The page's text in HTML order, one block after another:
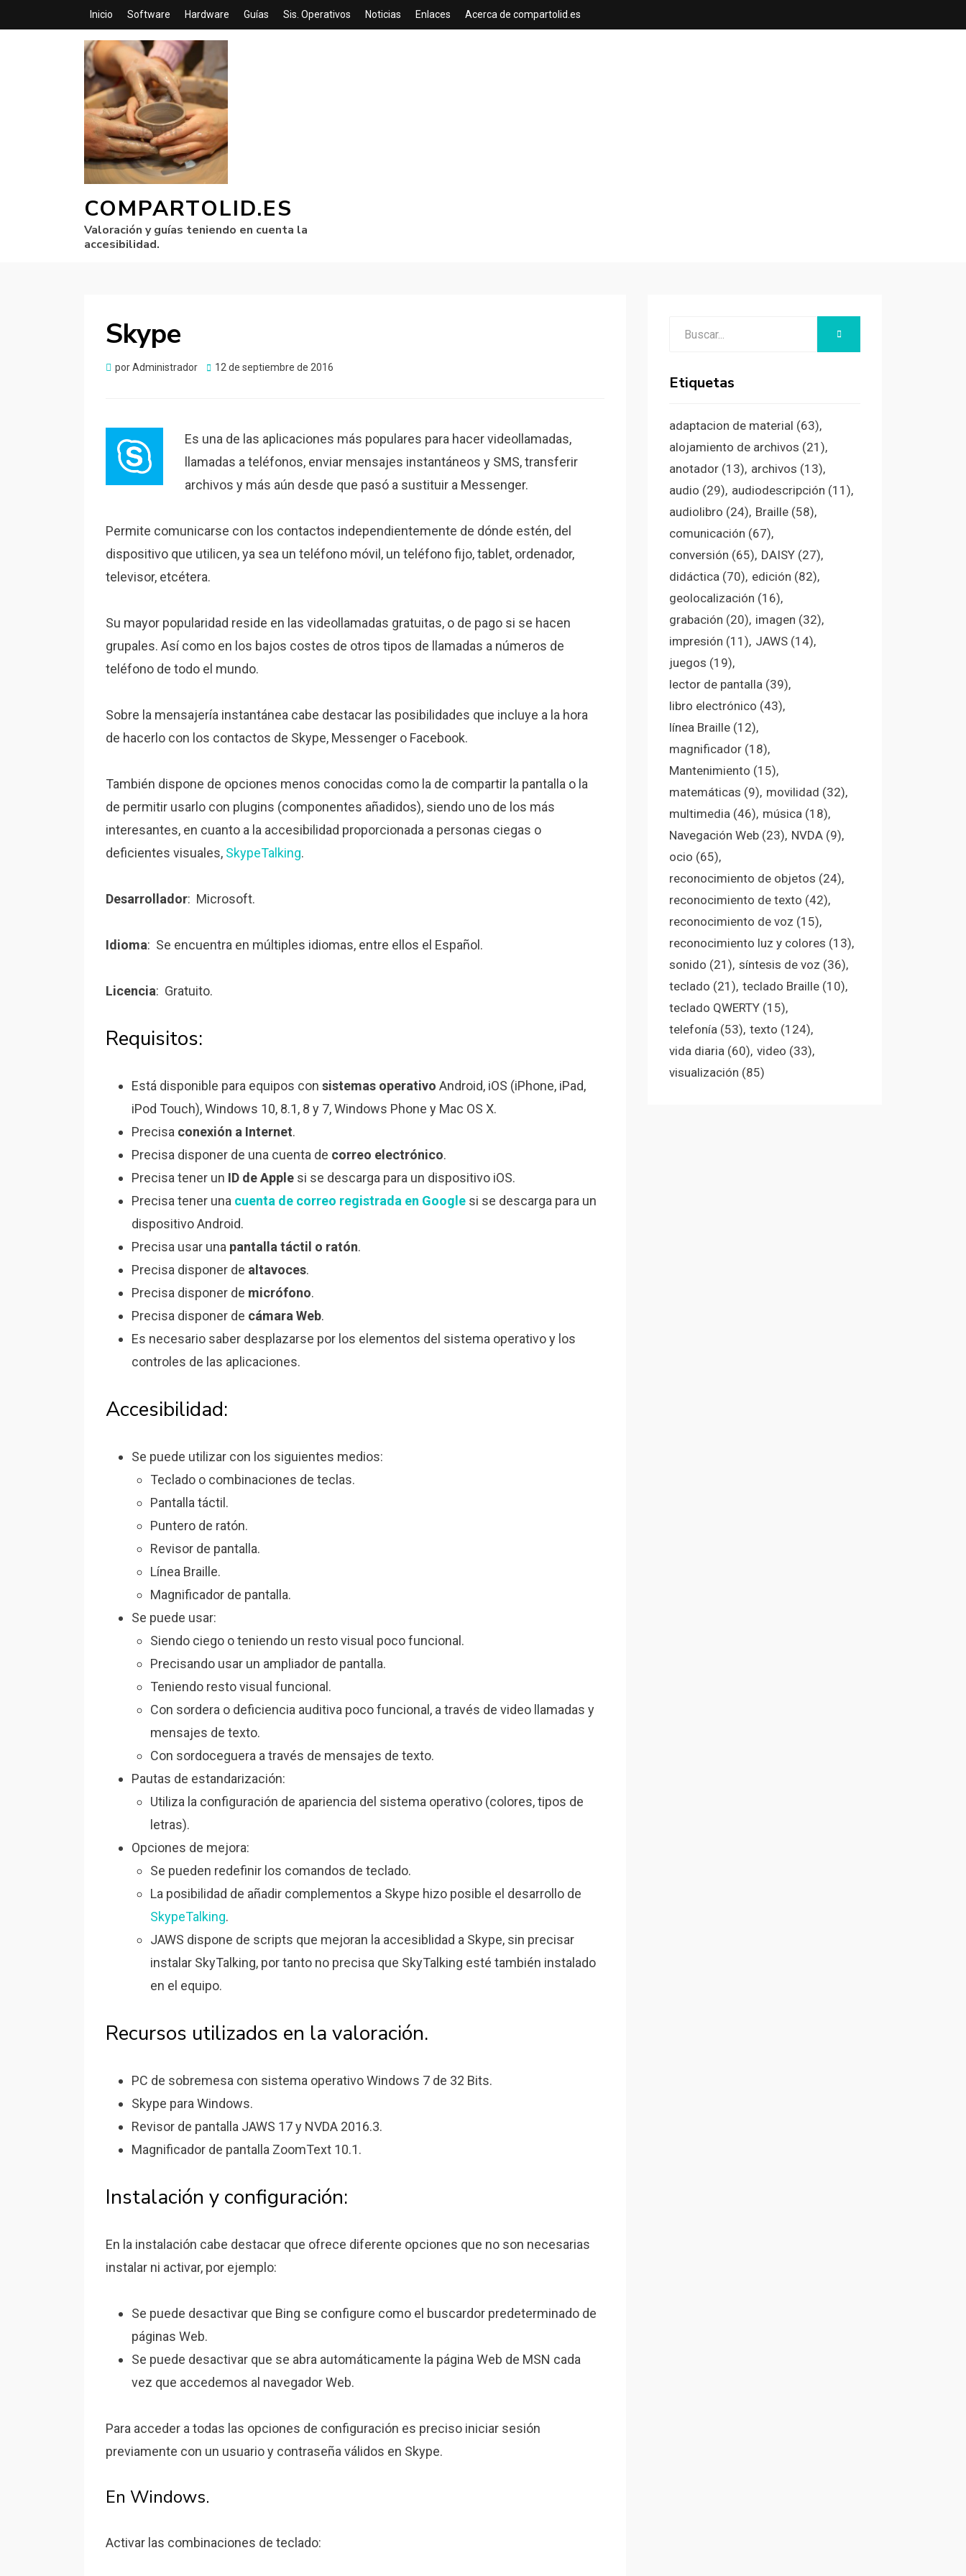
Inicio Software Hardware Guías Sis. Operativos Noticias Enlaces Acerca de compartolid.es
COMPARTOLID.ES
Valoración y guías teniendo en cuenta la
accesibilidad.
Skype
porAdministrador
Publicado
12 de septiembre de 2016
Es una de las aplicaciones más populares para hacer videollamadas,
llamadas a teléfonos, enviar mensajes instantáneos y SMS, transferir
archivos y más aún desde que pasó a sustituir a Messenger.
Permite comunicarse con los contactos independientemente de dónde estén, del
dispositivo que utilicen, ya sea un teléfono móvil, un teléfono fijo, tablet, ordenador,
televisor, etcétera.
Su mayor popularidad reside en las videollamadas gratuitas, o de pago si se hacen
grupales. Así como en los bajos costes de otros tipos de llamadas a números de
teléfono de todo el mundo.
Sobre la mensajería instantánea cabe destacar las posibilidades que incluye a la hora
de hacerlo con los contactos de Skype, Messenger o Facebook.
También dispone de opciones menos conocidas como la de compartir la pantalla o la
de permitir usarlo con plugins (componentes añadidos), siendo uno de los más
interesantes, en cuanto a la accesibilidad proporcionada a personas ciegas o
deficientes visuales, SkypeTalking.
Desarrollador: Microsoft.
Idioma: Se encuentra en múltiples idiomas, entre ellos el Español.
Licencia: Gratuito.
Requisitos:
Está disponible para equipos con sistemas operativo Android, iOS (iPhone, iPad,
iPod Touch), Windows 10, 8.1, 8 y 7, Windows Phone y Mac OS X.
Precisa conexión a Internet.
Precisa disponer de una cuenta de correo electrónico.
Precisa tener un ID de Apple si se descarga para un dispositivo iOS.
Precisa tener una cuenta de correo registrada en Google si se descarga para un
dispositivo Android.
Precisa usar una pantalla táctil o ratón.
Precisa disponer de altavoces.
Precisa disponer de micrófono.
Precisa disponer de cámara Web.
Es necesario saber desplazarse por los elementos del sistema operativo y los
controles de las aplicaciones.
Accesibilidad:
Se puede utilizar con los siguientes medios:
Teclado o combinaciones de teclas.
Pantalla táctil.
Puntero de ratón.
Revisor de pantalla.
Línea Braille.
Magnificador de pantalla.
Se puede usar:
Siendo ciego o teniendo un resto visual poco funcional.
Precisando usar un ampliador de pantalla.
Teniendo resto visual funcional.
Con sordera o deficiencia auditiva poco funcional, a través de video llamadas y
mensajes de texto.
Con sordoceguera a través de mensajes de texto.
Pautas de estandarización:
Utiliza la configuración de apariencia del sistema operativo (colores, tipos de
letras).
Opciones de mejora:
Se pueden redefinir los comandos de teclado.
La posibilidad de añadir complementos a Skype hizo posible el desarrollo de
SkypeTalking.
JAWS dispone de scripts que mejoran la accesiblidad a Skype, sin precisar
instalar SkyTalking, por tanto no precisa que SkyTalking esté también instalado
en el equipo.
Recursos utilizados en la valoración.
PC de sobremesa con sistema operativo Windows 7 de 32 Bits.
Skype para Windows.
Revisor de pantalla JAWS 17 y NVDA 2016.3.
Magnificador de pantalla ZoomText 10.1.
Instalación y configuración:
En la instalación cabe destacar que ofrece diferente opciones que no son necesarias
instalar ni activar, por ejemplo:
Se puede desactivar que Bing se configure como el buscardor predeterminado de
páginas Web.
Se puede desactivar que se abra automáticamente la página Web de MSN cada
vez que accedemos al navegador Web.
Para acceder a todas las opciones de configuración es preciso iniciar sesión
previamente con un usuario y contraseña válidos en Skype.
En Windows.
Activar las combinaciones de teclado:
BUSCAR
Etiquetas
adaptacion de material (63)
alojamiento de archivos (21)
anotador(13) archivos (13)
audio (29) audiodescripción (11)
audiolibro (24) Braille(58)
comunicación (67)
conversión (65) DAISY(27)
didáctica(70) edición (82)
geolocalización (16)
grabación (20) imagen (32)
impresión (11) JAWS(14)
juegos (19)
lector de pantalla(39)
libro electrónico (43)
línea Braille(12)
magnificador(18)
Mantenimiento (15)
matemáticas (9) movilidad (32)
multimedia(46) música(18)
Navegación Web(23) NVDA(9)
ocio (65)
reconocimiento de objetos (24)
reconocimiento de texto (42)
reconocimiento de voz (15)
reconocimiento luz y colores (13)
sonido (21) síntesis de voz (36)
teclado (21) teclado Braille(10)
teclado QWERTY(15)
telefonía(53) texto (124)
vida diaria(60) video (33)
visualización (85)